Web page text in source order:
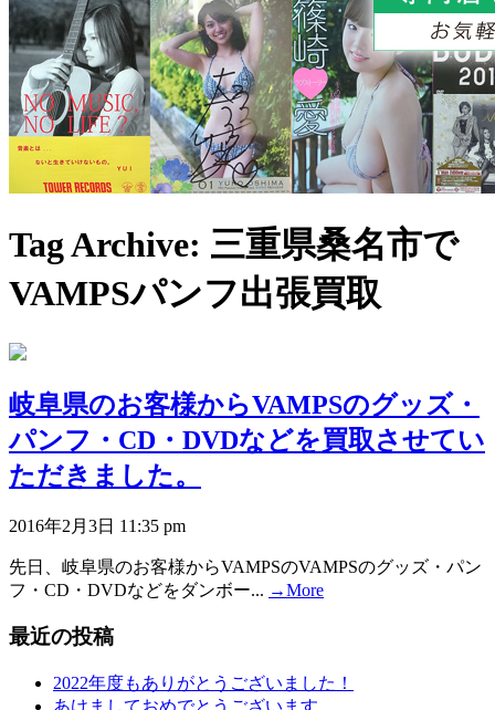
Tag Archive: 三重県桑名市で
VAMPSパンフ出張買取
岐阜県のお客様からVAMPSのグッズ・
パンフ・CD・DVDなどを買取させてい
ただきました。
2016年2月3日 11:35 pm
先日、岐阜県のお客様からVAMPSのVAMPSのグッズ・パン
フ・CD・DVDなどをダンボー... →More
最近の投稿
2022年度もありがとうございました！